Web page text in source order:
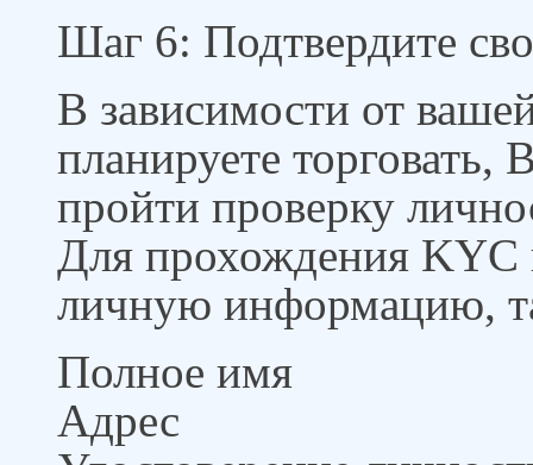
Шаг 6: Подтвердите
В зависимости от
планируете торговать,
пройти проверку
Для прохождения KYC
личную информацию,
Полное имя
Адрес